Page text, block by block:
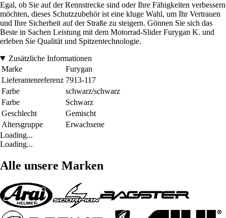
Egal, ob Sie auf der Rennstrecke sind oder Ihre Fähigkeiten verbessern
möchten, dieses Schutzzubehör ist eine kluge Wahl, um Ihr Vertrauen
und Ihre Sicherheit auf der Straße zu steigern. Gönnen Sie sich das
Beste in Sachen Leistung mit dem Motorrad-Slider Furygan K. und
erleben Sie Qualität und Spitzentechnologie.
Zusätzliche Informationen
Marke
Furygan
Lieferantenreferenz 7913-117
Farbe
schwarz/schwarz
Farbe
Schwarz
Geschlecht
Gemischt
Altersgruppe
Erwachsene
Loading...
Loading...
Alle unsere Marken